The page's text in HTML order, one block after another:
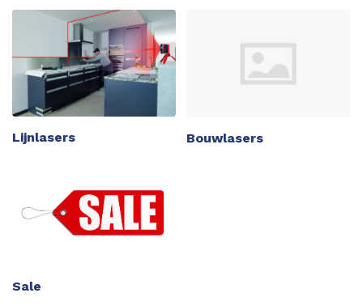
Accessoires
Lijnlasers Bouwlasers
Sale